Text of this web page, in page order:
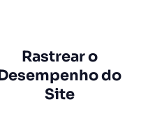
Rastrear o
do
Site